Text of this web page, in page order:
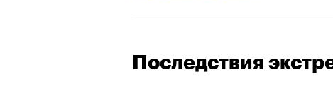
Последствия